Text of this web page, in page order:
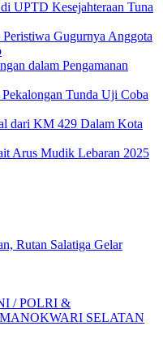
UPTD Kesejahteraan Tuna
Gugurnya Anggota
dalam Pengamanan
Tunda Uji Coba
dari KM 429 Dalam Kota
Arus Mudik Lebaran 2025
Rutan Salatiga Gelar
/ POLRI &
SELATAN